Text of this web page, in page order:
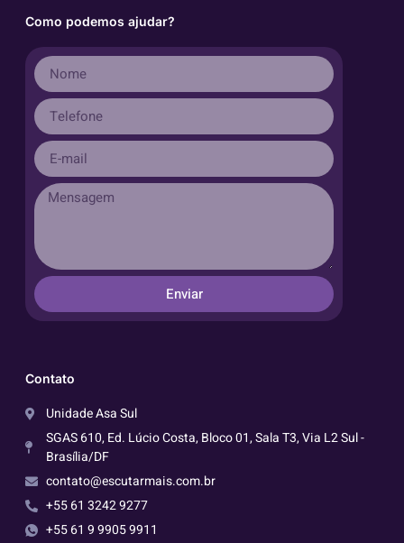
Como podemos ajudar?
Enviar
Contato
Unidade Asa Sul
SGAS 610, Ed. Lúcio Costa, Bloco 01, Sala T3, Via L2 Sul -
Brasília/DF
contato@escutarmais.com.br
+55 61 3242 9277
+55 61 9 9905 9911